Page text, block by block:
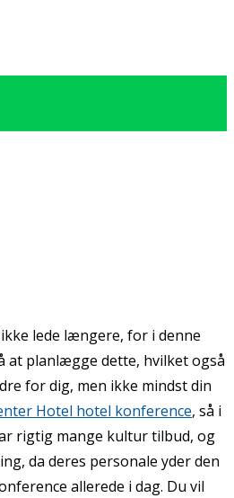
lede længere, for i denne
at planlægge dette, hvilket også
for dig, men ikke mindst din
Hotel hotel konference, så i
rigtig mange kultur tilbud, og
da deres personale yder den
allerede i dag. Du vil